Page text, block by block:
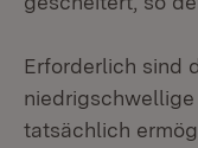
Erforderlich sind
tatsächlich